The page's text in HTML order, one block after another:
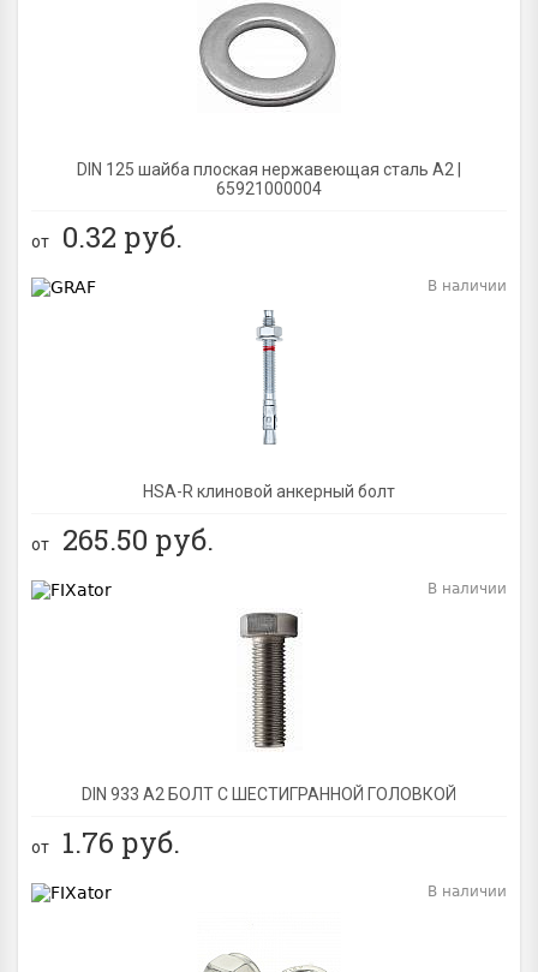
DIN 125 шайба плоская нержавеющая сталь A2 |
65921000004
от 0.32 руб.
HSA-R клиновой анкерный болт
В наличии
от 265.50 руб.
DIN 933 А2 БОЛТ С ШЕСТИГРАННОЙ ГОЛОВКОЙ
В наличии
от 1.76 руб.
В наличии